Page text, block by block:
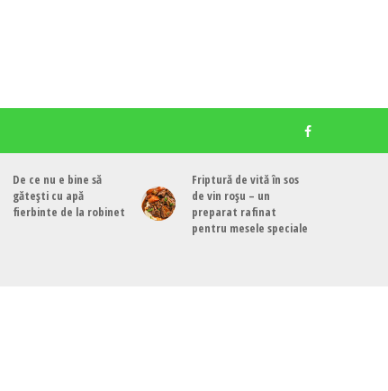
De ce nu e bine să
gătești cu apă
fierbinte de la robinet
Friptură de vită în sos
de vin roșu – un
preparat rafinat
pentru mesele speciale